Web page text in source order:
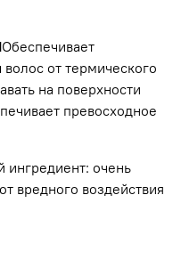
Обеспечивает
от термического
на поверхности
превосходное
ингредиент: очень
вредного воздействия